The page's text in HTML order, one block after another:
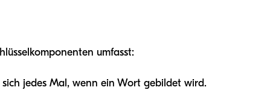
umfasst:
jedes Mal, wenn ein Wort gebildet wird.